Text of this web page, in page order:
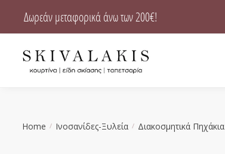
navigation
content
Δωρεάν μεταφορικά άνω των 200€!
Home / Ινοσανίδες-Ξυλεία / Διακοσμητικά Πηχάκια